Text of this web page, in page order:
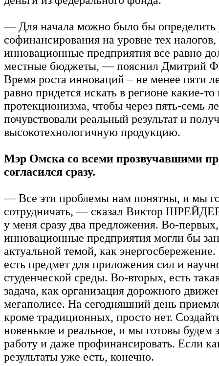
— Для начала можно было бы определить
софинансирования на уровне тех
инновационные предприятия все равно
местные бюджеты, — пояснил Дмитрий
Время роста инноваций – не менее пяти
равно придется искать в регионе какие-
протекционизма, чтобы через пять-семь
почувствовали реальный результат и
высокотехнологичную продукцию.
Мэр Омска со всеми прозвучавшими
согласился сразу.
— Все эти проблемы нам понятны, и мы
сотрудничать, — сказал Виктор
у меня сразу два предложения. Во-первых,
инновационные предприятия могли бы
актуальной темой, как
есть предмет для приложения сил и
студенческой среды. Во-вторых, есть
задача, как организация дорожного
мегаполисе. На сегодняшний день
кроме традиционных, просто нет.
новенькое и реальное, и мы готовы будем
работу и даже профинансировать. Если
результаты уже есть, конечно.